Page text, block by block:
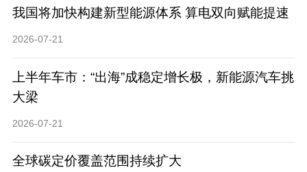
我国将加快构建新型能源体系 算电双向赋能提速
2026-07-21
上半年车市：“出海”成稳定增长极，新能源汽车挑
大梁
2026-07-21
全球碳定价覆盖范围持续扩大